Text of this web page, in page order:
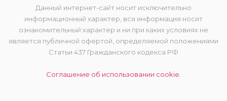
Данный интернет-сайт носит исключительно
информационный характер, вся информация носит
ознакомительный характер и ни при каких условиях не
является публичной офертой, определяемой положениями
Статьи 437 Гражданского кодекса РФ
Соглашение об использовании cookie.